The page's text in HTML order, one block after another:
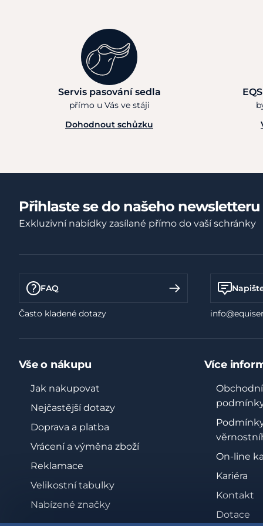
Servis pasování sedla
přímo u Vás ve stáji
Dohodnout schůzku
Přihlaste se do našeho newsletteru
Exkluzivní nabídky zasílané přímo do vaší schránky
FAQ
Často kladené dotazy
Vše o nákupu
Jak nakupovat
Nejčastější dotazy
Doprava a platba
Vrácení a výměna zboží
Reklamace
Velikostní tabulky
Nabízené značky
Více
Obchodní
On-line
Kariéra
Kontakt
Dotace